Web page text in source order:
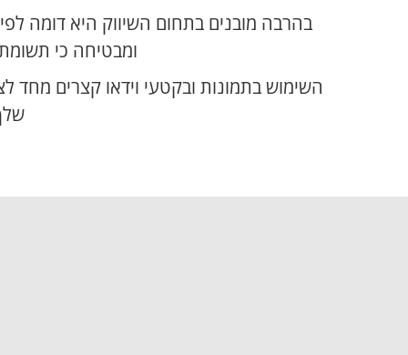
בהרבה מובנים בתחום השיווק היא דומה
ומבטיחה כי
השימוש בתמונות ובקטעי וידאו קצרים